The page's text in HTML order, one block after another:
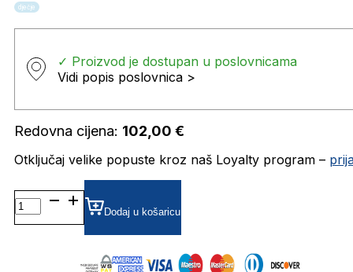
dječje
✓ Proizvod je dostupan u poslovnicama
Vidi popis poslovnica >
Redovna cijena: 102,00 €
Otključaj velike popuste kroz naš Loyalty program –
0RY1531 DIOPTRIJSKI
OKVIRI
RAY
Dodaj u košaricu